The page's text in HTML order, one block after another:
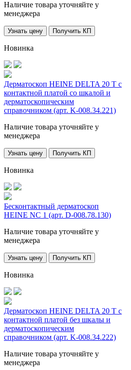
Наличие товара уточняйте у
менеджера
Узнать цену Получить КП
Новинка
Дерматоскоп HEINE DELTA 20 T с
контактной платой со шкалой и
дерматоскопическим
справочником (арт. K-008.34.221)
Наличие товара уточняйте у
менеджера
Узнать цену Получить КП
Новинка
Бесконтактный дерматоскоп
HEINE NC 1 (арт. D-008.78.130)
Наличие товара уточняйте у
менеджера
Узнать цену Получить КП
Новинка
Дерматоскоп HEINE DELTA 20 T с
контактной платой без шкалы и
дерматоскопическим
справочником (арт. K-008.34.222)
Наличие товара уточняйте у
менеджера